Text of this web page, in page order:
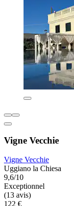
Vigne Vecchie
Vigne Vecchie
Uggiano la Chiesa
9,6/10
Exceptionnel
(13 avis)
122 €